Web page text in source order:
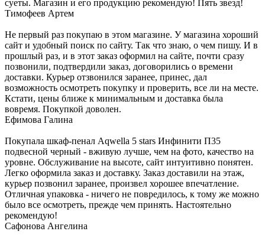
суеты. Магазин и его продукцию рекомендую! Пять звезд!
Тимофеев Артем
Не первый раз покупаю в этом магазине. У магазина хороший
сайт и удобный поиск по сайту. Так что знаю, о чем пишу. И в
прошлый раз, и в этот заказ оформил на сайте, почти сразу
позвонили, подтвердили заказ, договорились о времени
доставки. Курьер отзвонился заранее, принес, дал
возможность осмотреть покупку и проверить, все ли на месте.
Кстати, цены ближе к минимальным и доставка была
вовремя. Покупкой доволен.
Ефимова Галина
Покупала шкаф-пенал Aqwella 5 stars Инфинити П35
подвесной черный - вживую лучше, чем на фото, качество на
уровне. Обслуживание на высоте, сайт интуитивно понятен.
Легко оформила заказ и доставку. Заказ доставили на этаж,
курьер позвонил заранее, произвел хорошее впечатление.
Отличная упаковка - ничего не повредилось, к тому же можно
было все осмотреть, прежде чем принять. Настоятельно
рекомендую!
Сафонова Ангелина